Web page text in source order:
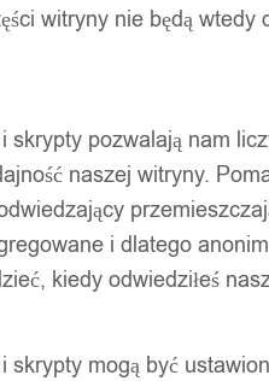
witryny nie będą
skrypty pozwalają nam
naszej witryny.
i dlatego
kiedy odwiedziłeś
skrypty mogą być